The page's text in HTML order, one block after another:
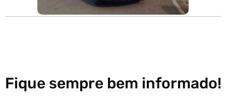
Fique sempre bem informado!